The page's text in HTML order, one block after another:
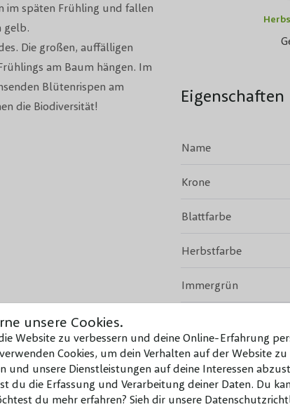
unsere Cookies.
Website zu verbessern und deine Online-Erfahrung
Cookies, um dein Verhalten auf der Website
und unsere Dienstleistungen auf deine Interessen
du die Erfassung und Verarbeitung deiner Daten. Du
du mehr erfahren? Sieh dir unsere
im späten Frühling und fallen
gelb.
Die großen, auffälligen
am Baum hängen. Im
Blütenrispen am
die Biodiversität!
Eigenschaften
Name
Krone
Blattfarbe
Herbstfarbe
Immergrün
Bodenart
Mehr ansehen